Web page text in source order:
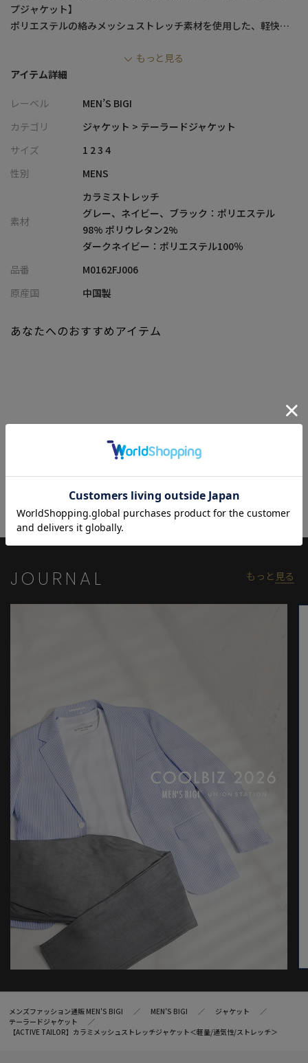
プジャケット】
ポリエステルの絡みメッシュストレッチ素材を使用した、軽快な
表面により通気性を確保し、長時間の着用でも快適さをキープし
ます。ナチュラルなストレッチ性を持つ生地が動きやすさをサポ
ットが、ビジネスからカジュアルまで幅広いスタイルにマッチす
る一着です。
【素材/デザイン】
薄くて軽量な絡みメッシュストレッチ素材を採用。通気性に優れ
たメッシュ調の表面が、蒸れを防ぎ、快適な着心地を実現。ポリ
エステル素材特有のナチュラルなストレッチ性があり、スムーズ
な動きをサポートします。シワになりにくく、お手入れが簡単な
【シルエット】
ウエストをやや絞ったスマートなレギュラーフィットで、洗練さ
らもナチュラルストレッチ素材の特性を活かし、窮屈感を感じさ
快適な着心地を重視し、軽やかな背抜き仕様を採用しました。こ
れにより、適度な通気性が確保され、長時間の着用でもストレス
を感じさせません。また、裏地にはボディカラーに合わせた配色
を施し、目に見えない部分にもこだわったデザインが魅力。付属
ビジネスからビジカジシーンまで対応、軽量で動きやすいため、
出張や旅行など長時間の移動があるシーンにも最適。通気性の高
さとストレッチ性を兼ね備えた、シーズンを問わず活躍する万能
【ACTIVE TAILOR/アクティブテイラー】
着る人の快適性にフォーカスして、さまざまな機能を有したテイ
同色素材のパンツはこちら ：M0162FP006
モデル:身長:185cm バスト:90cm ウエスト:77cm ヒップ:92cm 着
用サイズ:03(L)
※こちらの商品は、 M0163FJ016と同一商品です。
※照明・光の加減、PCやスマートフォンなどの環境により、製品
と画像のカラーの見え方が異なる場合がございます。
※画像はサンプルのため、色味やサイズ等の仕様が変更になる場
※サイズは弊社規定の採寸によって記載しておりますが、若干の
個体差が生じる場合がございます。
もっと見る
アイテム詳細
レーベル
MEN’S BIGI
カテゴリ
ジャケット > テーラードジャケット
サイズ
1 2 3 4
性別
MENS
素材
カラミストレッチ
グレー、ネイビー、ブラック：ポリエステル
98% ポリウレタン2%
ダークネイビー：ポリエステル100％
品番
M0162FJ006
原産国
中国製
あなたへのおすすめアイテム
JOURNAL もっと 見る
メンズファッション通販 MEN'S BIGI MEN’S BIGI
ジャケット
テーラードジャケット
【ACTIVE TAILOR】カラミメッシュストレッチジャケット＜軽量/通気性/ストレッチ＞